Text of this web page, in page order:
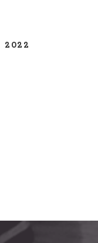
2022